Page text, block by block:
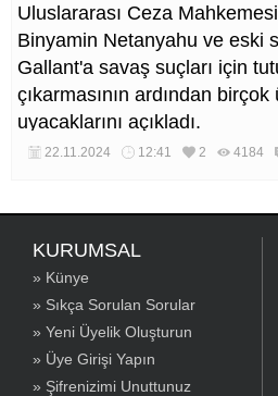
Uluslararası Ceza
Binyamin Netanyahu ve eski
Gallant'a savaş suçları için
çıkarmasının ardından
uyacaklarını açıkladı.
22.11.2024 12:41 2 4184
KURUMSAL
» Künye
» Sıkça Sorulan Sorular
» Yeni Üyelik Oluşturun
» Üye Girişi Yapın
» Şifrenizimi Unuttunuz